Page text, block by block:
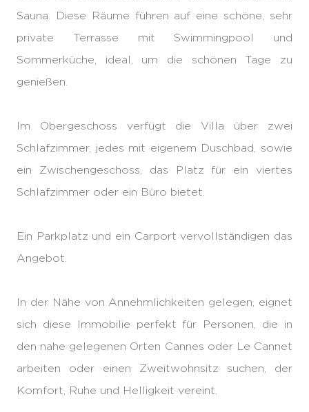
Sauna. Diese Räume führen auf eine schöne, sehr
private Terrasse mit Swimmingpool und
Sommerküche, ideal, um die schönen Tage zu
genießen.
Im Obergeschoss verfügt die Villa über zwei
Schlafzimmer, jedes mit eigenem Duschbad, sowie
ein Zwischengeschoss, das Platz für ein viertes
Schlafzimmer oder ein Büro bietet.
Ein Parkplatz und ein Carport vervollständigen das
Angebot.
In der Nähe von Annehmlichkeiten gelegen, eignet
sich diese Immobilie perfekt für Personen, die in
den nahe gelegenen Orten Cannes oder Le Cannet
arbeiten oder einen Zweitwohnsitz suchen, der
Komfort, Ruhe und Helligkeit vereint.